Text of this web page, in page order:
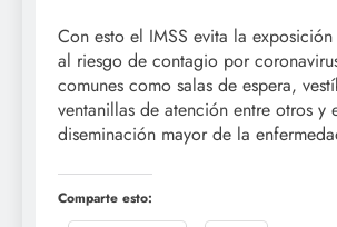
Con esto el IMSS evita la
al riesgo de contagio por
comunes como salas de espera,
ventanillas de atención entre otros y
diseminación mayor de la
Comparte esto: